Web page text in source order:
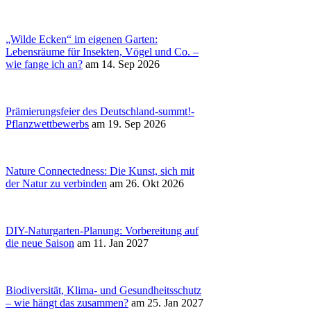
„Wilde Ecken“ im eigenen Garten:
Lebensräume für Insekten, Vögel und Co. –
wie fange ich an? am 14. Sep 2026
Prämierungsfeier des Deutschland-summt!-
Pflanzwettbewerbs am 19. Sep 2026
Nature Connectedness: Die Kunst, sich mit
der Natur zu verbinden am 26. Okt 2026
DIY-Naturgarten-Planung: Vorbereitung auf
die neue Saison am 11. Jan 2027
Biodiversität, Klima- und Gesundheitsschutz
– wie hängt das zusammen? am 25. Jan 2027